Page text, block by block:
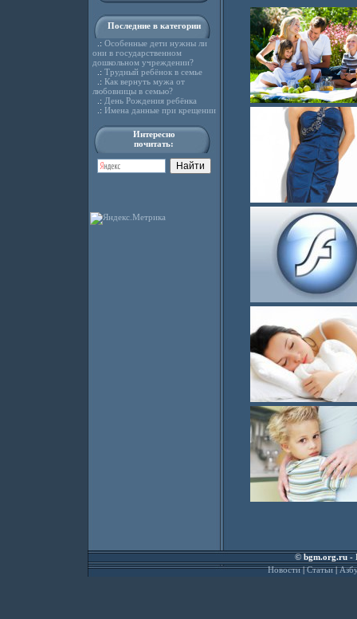
Последние в категории
.: Особенные дети нужны ли
они в государственном
дошкольном учреждении?
.: Трудный ребёнок в семье
.: Как вернуть мужа от
любовницы в семью?
.: День Рождения ребёнка
.: Имена данные при крещении
Интересно
почитать:
©bgm.org.ru-
Новости|Статьи|